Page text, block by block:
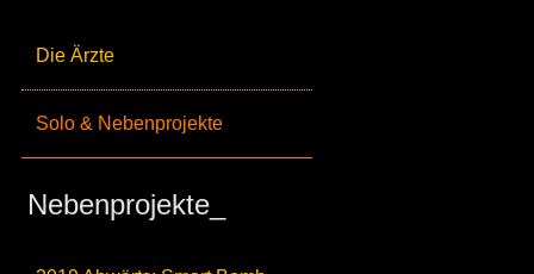
Die Ärzte
Solo & Nebenprojekte
Nebenprojekte_